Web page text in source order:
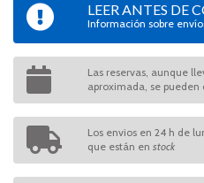
LEER ANTES DE
Información sobre
Las reservas, aunque
aproximada, se pueden
Los envios en 24 h de
que están en stock